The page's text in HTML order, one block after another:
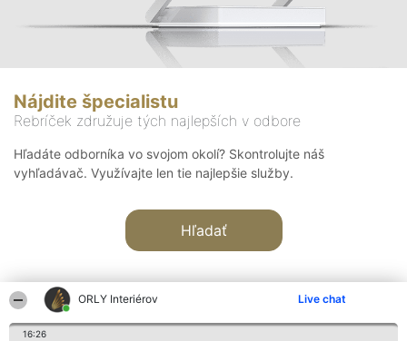
ORLY Interiérov Live chat
16:26
Nájdite špecialistu
Rebríček združuje tých najlepších v odbore
Hľadáte odborníka vo svojom okolí? Skontrolujte náš
vyhľadávač. Využívajte len tie najlepšie služby.
Hľadať